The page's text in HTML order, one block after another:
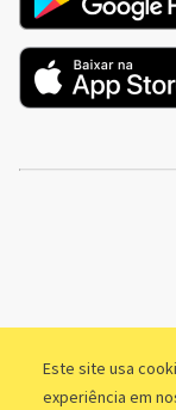
Este site usa
experiência em